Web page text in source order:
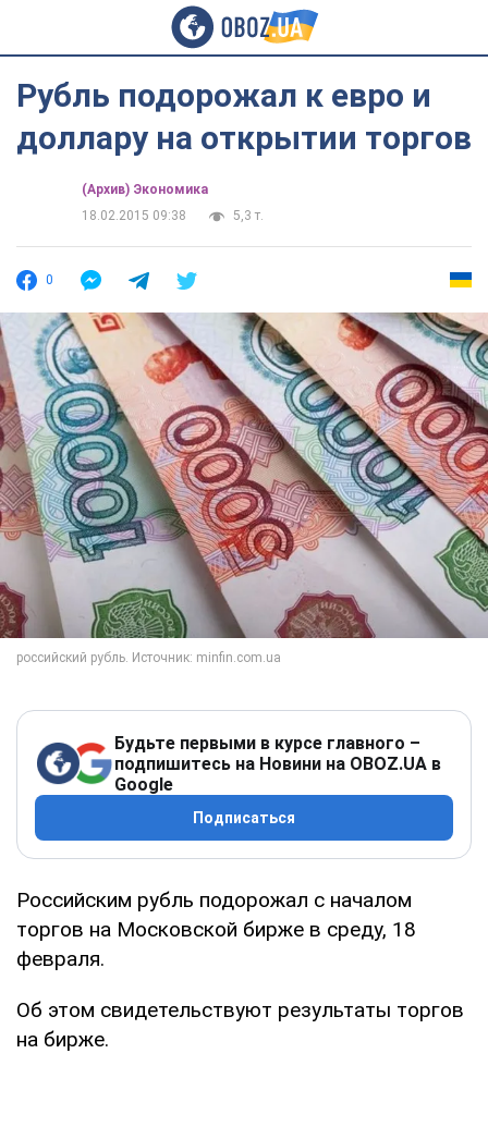
Рубль подорожал к евро и
доллару на открытии торгов
(Архив) Экономика
18.02.2015 09:38
5,3 т.
0
Будьте первыми в курсе главного –
подпишитесь на Новини на OBOZ.UA в
Google
Подписаться
Российским рубль подорожал с началом
торгов на Московской бирже в среду, 18
февраля.
Об этом свидетельствуют результаты торгов
на бирже.